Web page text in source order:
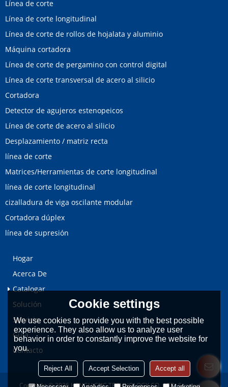
Línea de corte
Línea de corte longitudinal
Línea de corte de rollos de hojalata y aluminio
Máquina cortadora
Línea de corte de pergamino con control digital
Línea de corte transversal de acero al silicio
Cortadora
Detector de agujeros estenopeicos
Línea de corte de acero al silicio
Desplazamiento / matriz recta
línea de corte
Matrices/Herramientas de corte longitudinal
línea de corte longitudinal
cizalladura de viga oscilante modular
Cortadora dúplex
línea de supresión
Hogar
Acerca De
Catalogar
Solución
Servicio
Guía
Contacto
Copyright © 2026 HENGLI CNC TECHNOLOGY CO., LTD.Support By
Cookie settings
We use cookies to provide you with the best possible
experience. They also allow us to analyze user
behavior in order to constantly improve the website for
you.
Reject All Accept Selection Accept all